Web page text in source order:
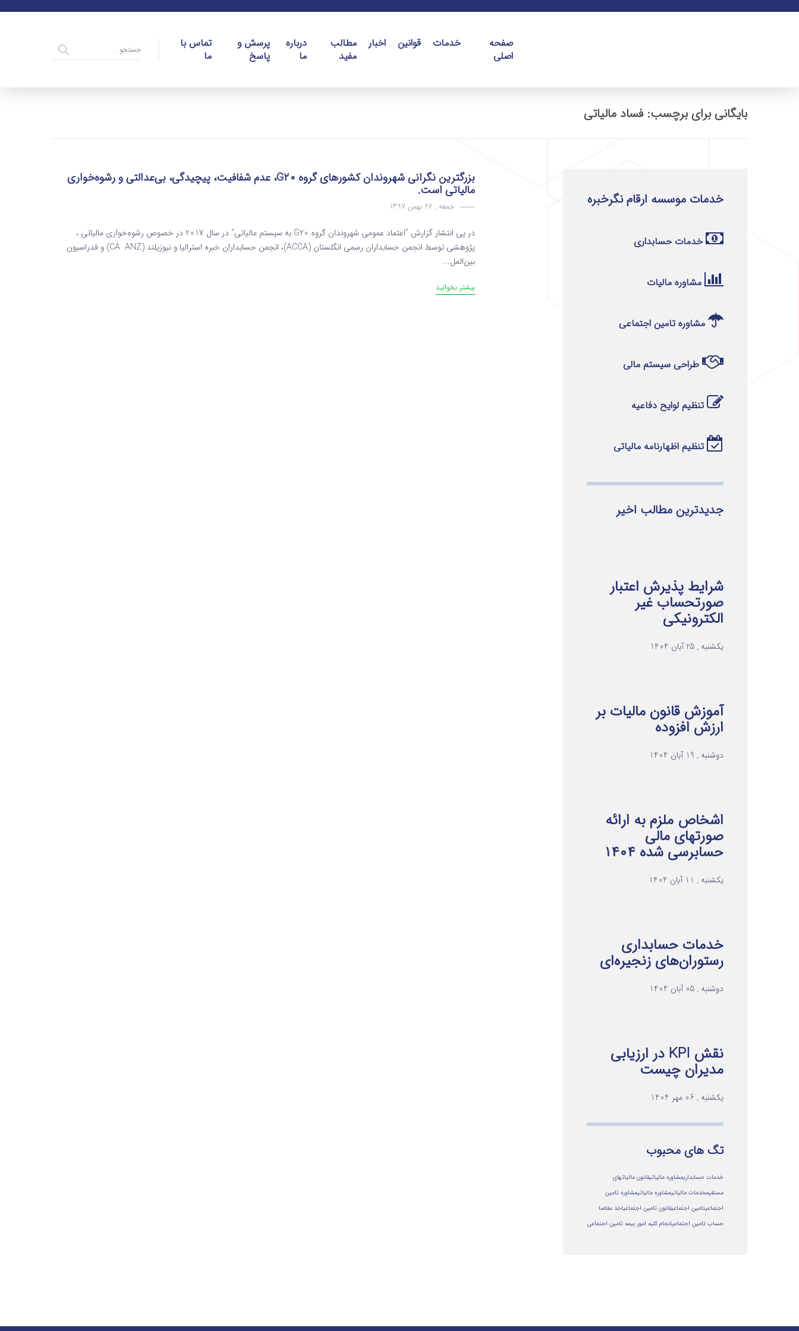
صفحه
اصلی
خدمات قوانین اخبار
مطالب
مفید
درباره
ما
پرسش و
پاسخ
تماس با
ما
بایگانی برای برچسب: فساد مالیاتی
بزرگترین نگرانی شهروندان کشورهای گروه G۲۰، عدم شفافیت، پیچیدگی، بی‌عدالتی و رشوه‌خواری
مالیاتی است.
جمعه , 26 بهمن 1397
در پی انتشار گزارش ”اعتماد عمومی شهروندان گروه G20 به سیستم مالیاتی“ در سال 2017 در خصوص رشوه‌خواری مالیاتی ،
پژوهشی توسط انجمن حسابداران رسمی انگلستان (ACCA)، انجمن حسابداران خبره استرالیا و نیوزیلند (CA ANZ) و فدراسیون
بین‌المل...
بیشتر بخوانید
خدمات موسسه ارقام نگرخبره
خدمات حسابداری
مشاوره مالیات
مشاوره تامین اجتماعی
طراحی سیستم مالی
تنظیم لوایح دفاعیه
تنظیم اظهارنامه مالیاتی
جدیدترین مطالب اخیر
شرایط پذیرش اعتبار
صورتحساب غیر
الکترونیکی
یکشنبه , 25 آبان 1404
آموزش قانون مالیات بر
ارزش افزوده
دوشنبه , 19 آبان 1404
اشخاص ملزم به ارائه
صورتهای مالی
حسابرسی شده ۱۴۰۴
یکشنبه , 11 آبان 1404
خدمات حسابداری
رستوران‌های زنجیره‌ای
دوشنبه , 05 آبان 1404
نقش KPI در ارزیابی
مدیران چیست
یکشنبه , 06 مهر 1404
تگ های محبوب
خدمات حسابداریمشاوره مالیاتیقانون مالیاتهای
مستقیمخدمات مالیاتیمشاوره مالياتيمشاوره تامین
اجتماعیتامین اجتماعیقانون تامین اجتماعیاخذ مفاصا
حساب تامین اجتماعیانجام کلیه امور بیمه تامین اجتماعی